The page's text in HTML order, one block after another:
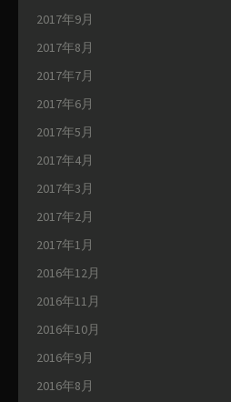
2017年9月
2017年8月
2017年7月
2017年6月
2017年5月
2017年4月
2017年3月
2017年2月
2017年1月
2016年12月
2016年11月
2016年10月
2016年9月
2016年8月